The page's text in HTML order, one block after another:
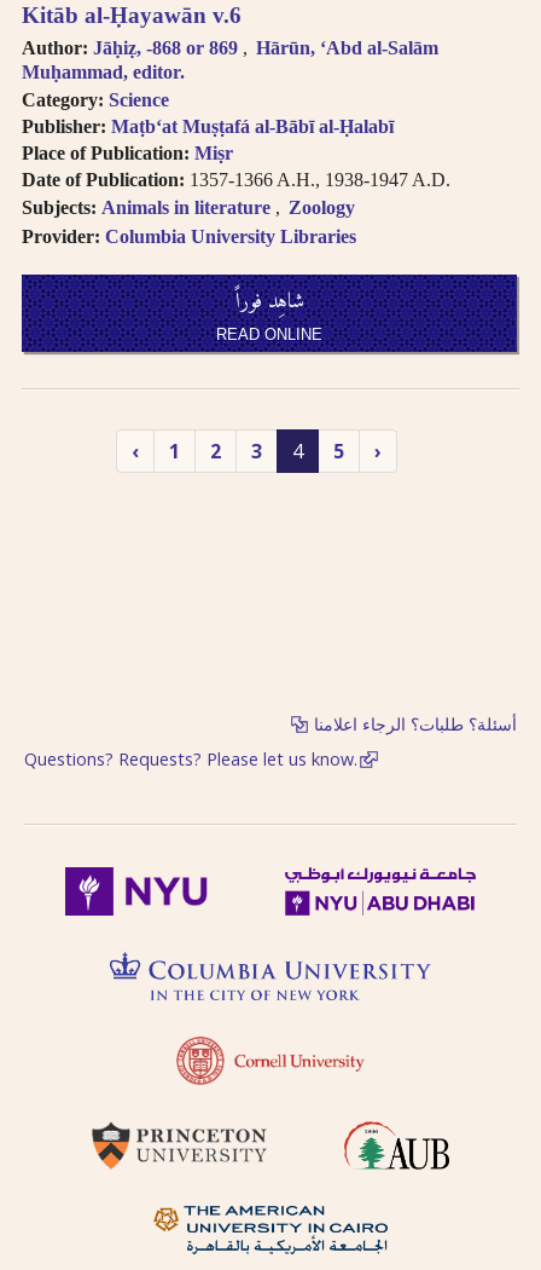
Kitāb al-Ḥayawān v.6
Author: Jāḥiẓ, -868 or 869
Hārūn, ʻAbd al-Salām
Muḥammad, editor.
Category: Science
Publisher: Maṭbʻat Muṣṭafá al-Bābī al-Ḥalabī
Place of Publication: Miṣr
Date of Publication: 1357-1366 A.H., 1938-1947 A.D.
Subjects: Animals in literature
Zoology
Provider: Columbia University Libraries
شاهِد فوراً
READ ONLINE
‹ 1 2 3 4 5 ›
أسئلة؟ طلبات؟ الرجاء اعلامنا
Questions? Requests? Please let us know.